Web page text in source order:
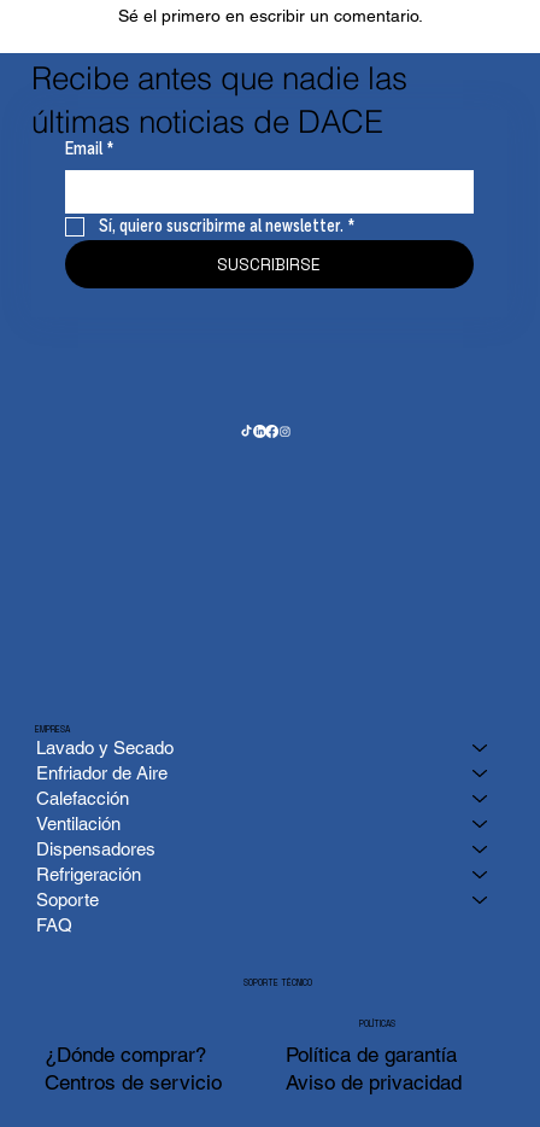
Sé el primero en escribir un comentario.
Recibe antes que nadie las
últimas noticias de DACE
Email *
Sí, quiero suscribirme al newsletter. *
SUSCRIBIRSE
EMPRESA
Lavado y Secado
Enfriador de Aire
Calefacción
Ventilación
Dispensadores
Refrigeración
Soporte
FAQ
SOPORTE TÉCNICO
¿Dónde comprar?
Centros de servicio
POLÍTICAS
Política de garantía
Aviso de privacidad